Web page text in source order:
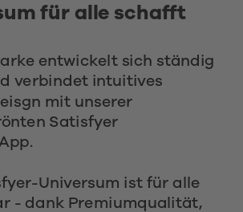
für alle schafft
entwickelt sich ständig
verbindet intuitives
mit unserer
Satisfyer
Universum ist für alle
- dank Premiumqualität,